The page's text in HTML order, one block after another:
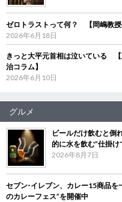
ゼロトラストって何？ 【岡嶋教授
2026年6月18日
きっと大平元首相は泣いている
治コラム】
2026年6月10日
グルメ
ビールだけ飲むと倒
的に水を飲む”仕掛
2026年8月7日
セブン‐イレブン、カレー15商品
のカレーフェス”を開催中